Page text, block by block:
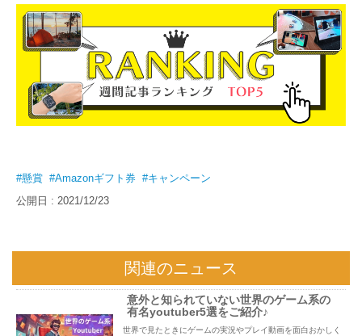
#懸賞 #Amazonギフト券 #キャンペーン
公開日 : 2021/12/23
関連のニュース
意外と知られていない世界のゲーム系の
有名youtuber5選をご紹介♪
世界で見たときにゲームの実況やプレイ動画を面白おかしく